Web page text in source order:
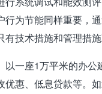
为节能同样重要，
技术措施和管理措
一座1万平米的办
惠、低息贷款等